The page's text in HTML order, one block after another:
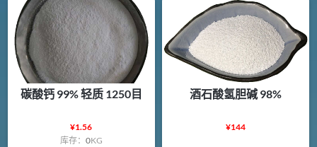
碳酸钙 99% 轻质 1250目
¥1.56
库存： 0KG
酒石酸氢胆碱 98%
¥144